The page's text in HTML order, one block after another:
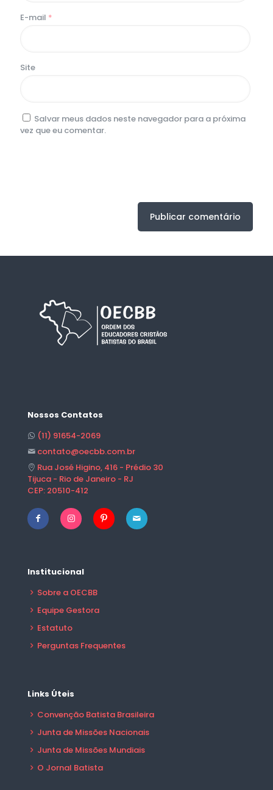
E-mail *
Site
Salvar meus dados neste navegador para a próxima
vez que eu comentar.
Nossos Contatos
(11) 91654-2069
contato@oecbb.com.br
Rua José Higino, 416 - Prédio 30
Tijuca - Rio de Janeiro - RJ
CEP: 20510-412
Institucional
Sobre a OECBB
Equipe Gestora
Estatuto
Perguntas Frequentes
Links Úteis
Convenção Batista Brasileira
Junta de Missões Nacionais
Junta de Missões Mundiais
O Jornal Batista